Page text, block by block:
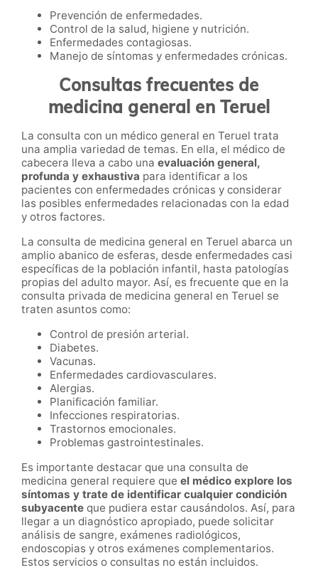
Prevención de enfermedades.
Control de la salud, higiene y nutrición.
Enfermedades contagiosas.
Manejo de síntomas y enfermedades crónicas.
Consultas frecuentes de
medicina general en Teruel
La consulta con un médico general en Teruel trata
una amplia variedad de temas. En ella, el médico de
cabecera lleva a cabo una evaluación general,
profunda y exhaustiva para identificar a los
pacientes con enfermedades crónicas y considerar
las posibles enfermedades relacionadas con la edad
y otros factores.
La consulta de medicina general en Teruel abarca un
amplio abanico de esferas, desde enfermedades casi
específicas de la población infantil, hasta patologías
propias del adulto mayor. Así, es frecuente que en la
consulta privada de medicina general en Teruel se
traten asuntos como:
Control de presión arterial.
Diabetes.
Vacunas.
Enfermedades cardiovasculares.
Alergias.
Planificación familiar.
Infecciones respiratorias.
Trastornos emocionales.
Problemas gastrointestinales.
Es importante destacar que una consulta de
medicina general requiere que el médico explore los
síntomas y trate de identificar cualquier condición
subyacente que pudiera estar causándolos. Así, para
llegar a un diagnóstico apropiado, puede solicitar
análisis de sangre, exámenes radiológicos,
endoscopias y otros exámenes complementarios.
Estos servicios o consultas no están incluidos.